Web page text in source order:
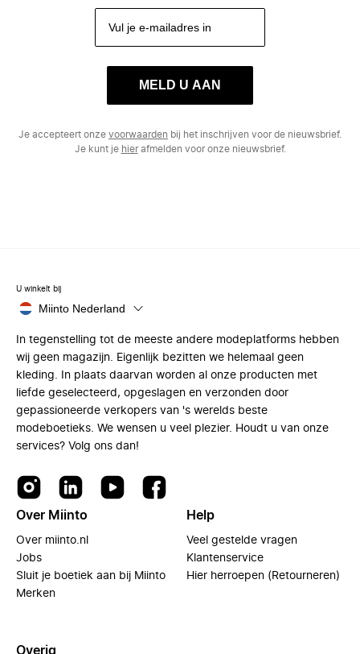
MELD U AAN
Je accepteert onze voorwaarden bij het inschrijven voor de nieuwsbrief.
Je kunt je hierafmelden voor onze nieuwsbrief.
U winkelt bij
Miinto Nederland
In tegenstelling tot de meeste andere modeplatforms hebben
wij geen magazijn. Eigenlijk bezitten we helemaal geen
kleding. In plaats daarvan worden al onze producten met
liefde geselecteerd, opgeslagen en verzonden door
gepassioneerde verkopers van 's werelds beste
modeboetieks. We wensen u veel plezier. Houdt u van onze
services? Volg ons dan!
Over Miinto
Over miinto.nl
Jobs
Sluit je boetiek aan bij Miinto
Merken
Help
Veel gestelde vragen
Klantenservice
Hier herroepen (Retourneren)
Overig